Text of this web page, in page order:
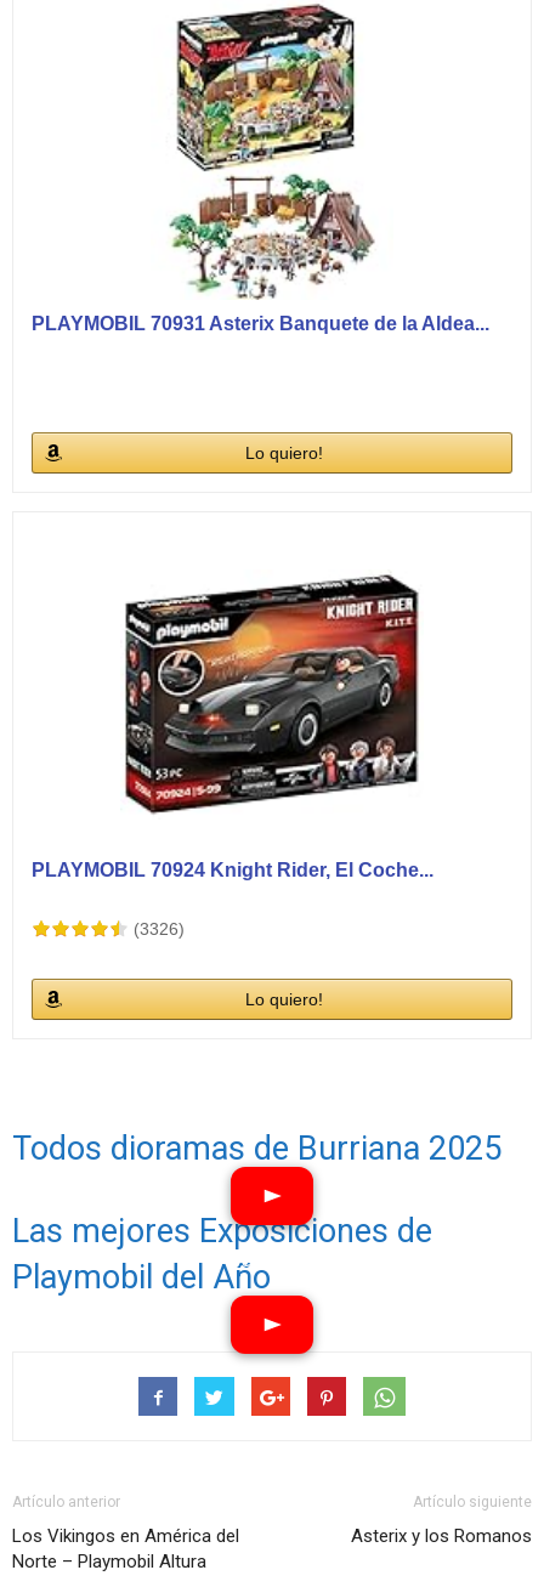
PLAYMOBIL 70931 Asterix Banquete de la Aldea...
Lo quiero!
PLAYMOBIL 70924 Knight Rider, El Coche...
(3326)
Lo quiero!
Todos dioramas de Burriana 2025
Ver vídeos
Las mejores Exposiciones de
Playmobil del Año
Artículo anterior
Los Vikingos en América del
Norte – Playmobil Altura
Artículo siguiente
Asterix y los Romanos